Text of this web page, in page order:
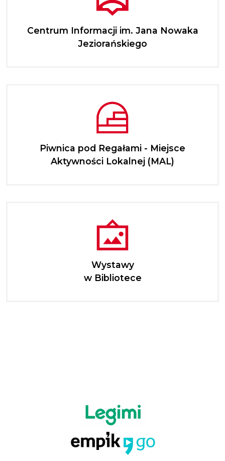
Centrum Informacji im. Jana Nowaka
Jeziorańskiego
Piwnica pod Regałami - Miejsce
Aktywności Lokalnej (MAL)
Wystawy
w Bibliotece